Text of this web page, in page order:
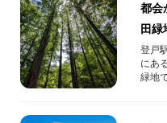
都会
田緑
登戸
にあ
緑地